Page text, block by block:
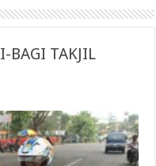
BAGI TAKJIL